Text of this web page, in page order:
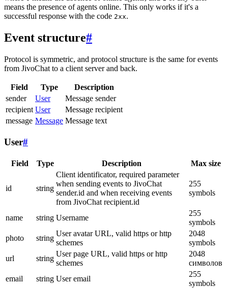
means the presence of agents online. This only works if it's a
successful response with the code 2xx.
Event structure#
Protocol is symmetric, and protocol structure is the same for events
from JivoChat to a client server and back.
Field Type
Description
sender
User
Message sender
recipient User
Message recipient
message Message Message text
User#
Field Type Description Max size
id string
Client identificator, required parameter
when sending events to JivoChat
sender.id and when receiving events
from JivoChat recipient.id
255
symbols
name string Username
255
symbols
photo
string
User avatar URL, valid https or http
schemes
2048
symbols
url
string
User page URL, valid https or http
schemes
2048
символов
email
string User email
255
symbols